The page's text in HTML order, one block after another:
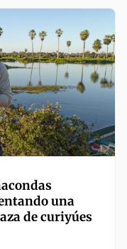
una
de curiyúes